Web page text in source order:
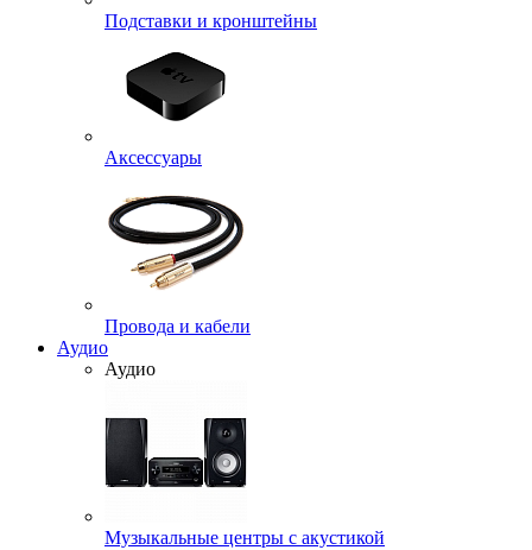
Подставки и кронштейны
Аксессуары
Провода и кабели
Аудио
Аудио
Музыкальные центры с акустикой